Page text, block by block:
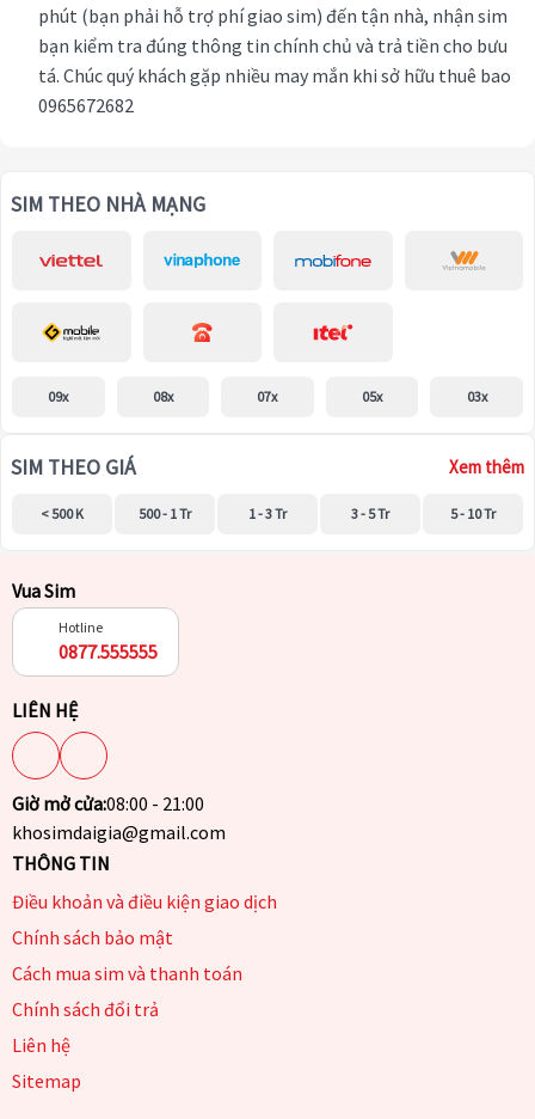
phút (bạn phải hỗ trợ phí giao sim) đến tận nhà, nhận sim
bạn kiểm tra đúng thông tin chính chủ và trả tiền cho bưu
tá. Chúc quý khách gặp nhiều may mắn khi sở hữu thuê bao
0965672682
SIM THEO NHÀ MẠNG
09x 08x 07x 05x 03x
SIM THEO GIÁ Xem thêm
< 500 K 500 - 1 Tr 1 - 3 Tr 3 - 5 Tr 5 - 10 Tr
Vua Sim
Hotline
0877.555555
LIÊN HỆ
Giờ mở cửa:08:00 - 21:00
khosimdaigia@gmail.com
THÔNG TIN
Điều khoản và điều kiện giao dịch
Chính sách bảo mật
Cách mua sim và thanh toán
Chính sách đổi trả
Liên hệ
Sitemap